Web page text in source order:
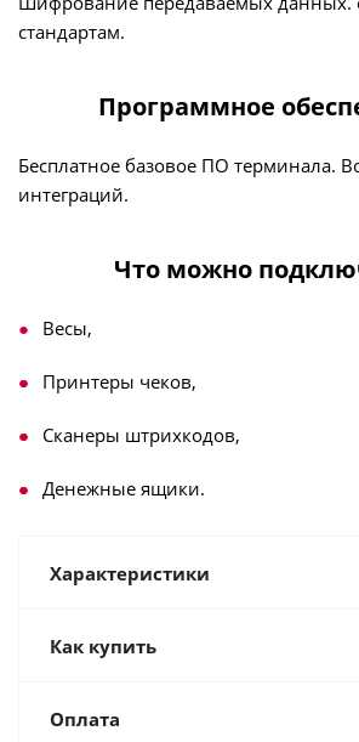
стандартам.
Программное
Бесплатное базовое ПО терминала.
интеграций.
Что можно
Весы,
Принтеры чеков,
Сканеры штрихкодов,
Денежные ящики.
Характеристики
Как купить
Оплата